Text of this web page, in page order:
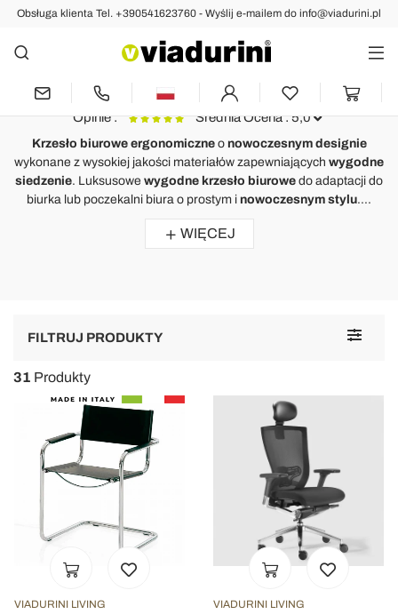
Obsługa klienta Tel. +390541623760 - Wyślij e-mailem do info@viadurini.pl
Krzesło Biurowe Ergonomiczne -
Made in Italy
Opinie : Średnia Ocena : 5,0
Krzesło do sali konferencyjnej z czarnej skóry i metalu - Cirillo
Questa sedia da ufficio si adatta perfettamente anche nelle sale
d'attesa, comode e dal design minimale rendo l'ambiente sobrio e
Krzesło biurowe ergonomiczneo nowoczesnym designie
wykonane z wysokiej jakości materiałów zapewniających wygodne
siedzenie. Luksusowe wygodne krzesło biurowe do adaptacji do
biurka lub poczekalni biura o prostym i nowoczesnym stylu....
WIĘCEJ
Toggle
FILTRUJ PRODUKTY
31 Produkty
VIADURINI LIVING VIADURINI LIVING